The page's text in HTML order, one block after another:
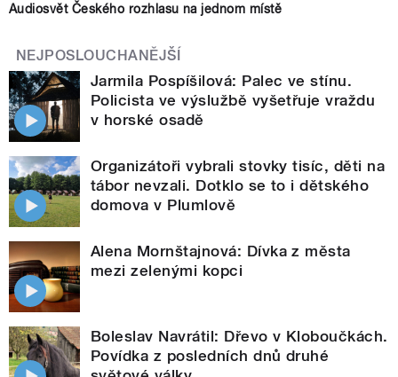
Audiosvět Českého rozhlasu na jednom místě
NEJPOSLOUCHANĚJŠÍ
Jarmila Pospíšilová: Palec ve stínu.
Policista ve výslužbě vyšetřuje vraždu
v horské osadě
Organizátoři vybrali stovky tisíc, děti na
tábor nevzali. Dotklo se to i dětského
domova v Plumlově
Alena Mornštajnová: Dívka z města
mezi zelenými kopci
Boleslav Navrátil: Dřevo v Kloboučkách.
Povídka z posledních dnů druhé